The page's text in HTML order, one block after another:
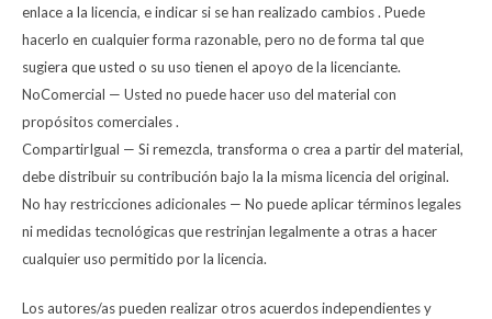
enlace a la licencia, e indicar si se han realizado cambios . Puede
hacerlo en cualquier forma razonable, pero no de forma tal que
sugiera que usted o su uso tienen el apoyo de la licenciante.
NoComercial — Usted no puede hacer uso del material con
propósitos comerciales .
CompartirIgual — Si remezcla, transforma o crea a partir del material,
debe distribuir su contribución bajo la la misma licencia del original.
No hay restricciones adicionales — No puede aplicar términos legales
ni medidas tecnológicas que restrinjan legalmente a otras a hacer
cualquier uso permitido por la licencia.
Los autores/as pueden realizar otros acuerdos independientes y